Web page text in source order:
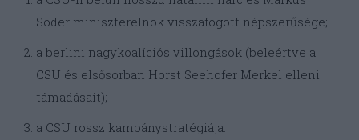
Söder miniszterelnök visszafogott népszerűsége;
a berlini nagykoalíciós villongások (beleértve a
CSU és elsősorban Horst Seehofer Merkel elleni
támadásait);
a CSU rossz kampánystratégiája.